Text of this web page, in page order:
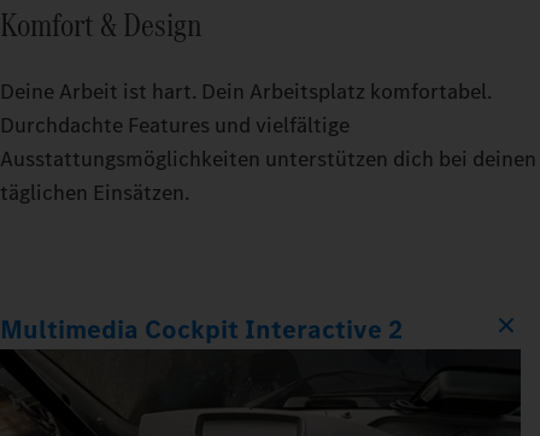
Komfort & Design
Deine Arbeit ist hart. Dein Arbeitsplatz komfortabel.
Durchdachte Features und vielfältige
Ausstattungsmöglichkeiten unterstützen dich bei deinen
täglichen Einsätzen.
Multimedia Cockpit Interactive 2